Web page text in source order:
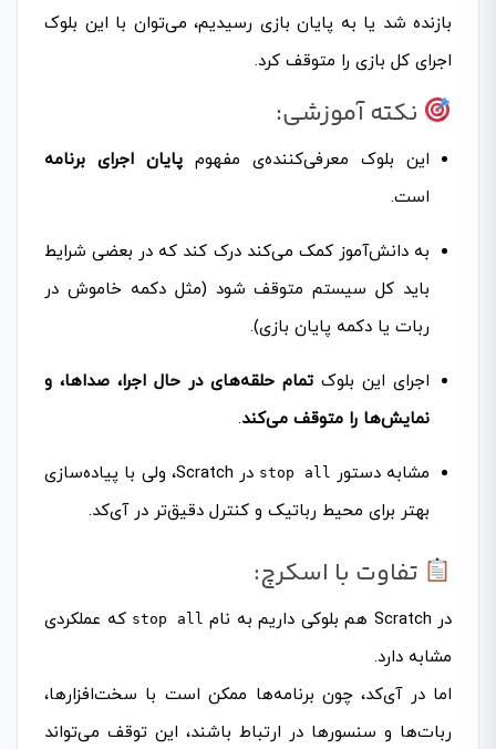
بازنده شد یا به پایان بازی رسیدیم، می‌توان با این بلوک
اجرای کل بازی را متوقف کرد.
نکته آموزشی:
این بلوک معرفی‌کننده‌ی مفهوم پایان اجرای برنامه
است.
به دانش‌آموز کمک می‌کند درک کند که در بعضی شرایط
باید کل سیستم متوقف شود (مثل دکمه خاموش در
ربات یا دکمه پایان بازی).
اجرای این بلوک تمام حلقه‌های در حال اجرا، صداها، و
نمایش‌ها را متوقف می‌کند.
مشابه دستور stop all
در Scratch، ولی با پیاده‌سازی
بهتر برای محیط رباتیک و کنترل دقیق‌تر در آی‌کد.
تفاوت با اسکرچ:
در Scratch هم بلوکی داریم به نام stop all که عملکردی
مشابه دارد.
اما در آی‌کد، چون برنامه‌ها ممکن است با سخت‌افزارها،
ربات‌ها و سنسورها در ارتباط باشند، این توقف می‌تواند